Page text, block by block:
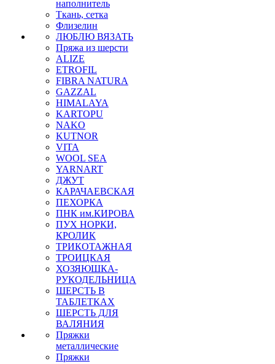
наполнитель
Ткань, сетка
Флизелин
ЛЮБЛЮ ВЯЗАТЬ
Пряжа из шерсти
ALIZE
ETROFIL
FIBRA NATURA
GAZZAL
HIMALAYA
KARTOPU
NAKO
KUTNOR
VITA
WOOL SEA
YARNART
ДЖУТ
КАРАЧАЕВСКАЯ
ПЕХОРКА
ПНК им.КИРОВА
ПУХ НОРКИ,
КРОЛИК
ТРИКОТАЖНАЯ
ТРОИЦКАЯ
ХОЗЯЮШКА-
РУКОДЕЛЬНИЦА
ШЕРСТЬ В
ТАБЛЕТКАХ
ШЕРСТЬ ДЛЯ
ВАЛЯНИЯ
Пряжки
металлические
Пряжки